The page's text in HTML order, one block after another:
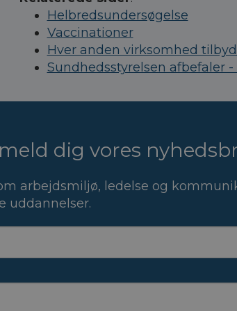
Helbredsundersøgelse
Vaccinationer
Hver anden virksomhed
Sundhedsstyrelsen afbefaler
dig vores
arbejdsmiljø, ledelse og
uddannelser.